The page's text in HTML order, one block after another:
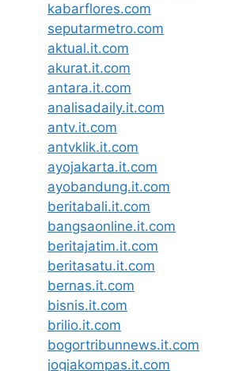
kabarflores.com
seputarmetro.com
aktual.it.com
akurat.it.com
antara.it.com
analisadaily.it.com
antv.it.com
antvklik.it.com
ayojakarta.it.com
ayobandung.it.com
beritabali.it.com
bangsaonline.it.com
beritajatim.it.com
beritasatu.it.com
bernas.it.com
bisnis.it.com
brilio.it.com
bogortribunnews.it.com
jogjakompas.it.com